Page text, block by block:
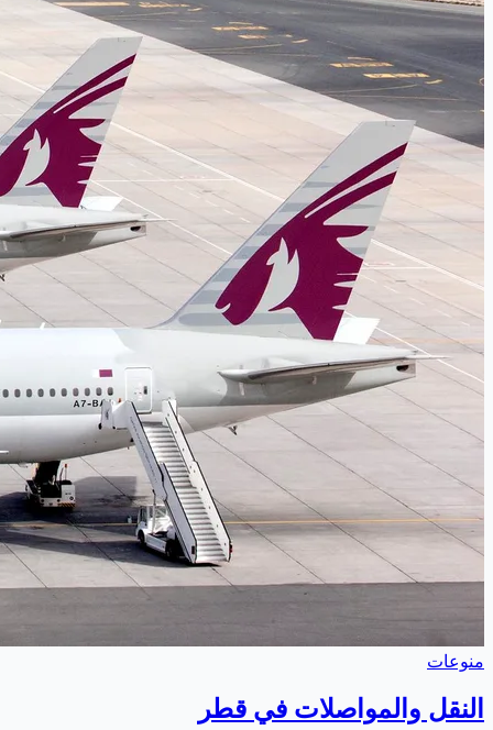
منوعات
النقل والمواصلات في قطر